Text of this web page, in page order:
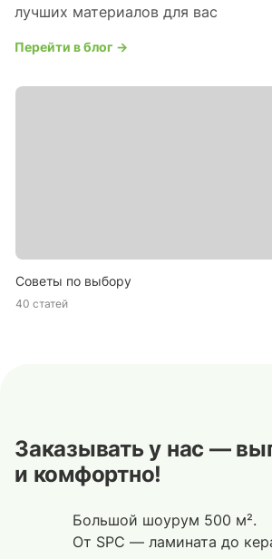
лучших материалов для вас
Перейти в блог →
Советы по выбору
40 статей
Заказывать у нас —
и комфортно!
Большой шоурум 500 м².
От SPC — ламината до